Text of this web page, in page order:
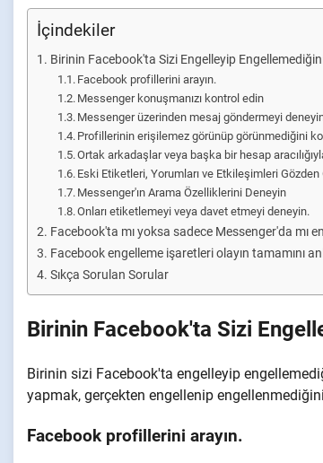
İçindekiler
Birinin Facebook'ta Sizi Engelleyip
Facebook profillerini arayın.
Messenger konuşmanızı kontrol edin
Messenger üzerinden mesaj göndermeyi
Profillerinin erişilemez görünüp görünmediğini
Ortak arkadaşlar veya başka bir hesap
Eski Etiketleri, Yorumları ve Etkileşimleri Gözden
Messenger'ın Arama Özelliklerini Deneyin
Onları etiketlemeyi veya davet etmeyi deneyin.
Facebook'ta mı yoksa sadece Messenger'da mı
Facebook engelleme işaretleri olayın tamamını
Sıkça Sorulan Sorular
Birinin Facebook'ta Sizi
Birinin sizi Facebook'ta engelleyip
yapmak, gerçekten engellenip
Facebook profillerini arayın.